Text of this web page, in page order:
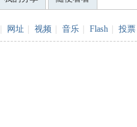
网址 视频 音乐 Flash 投票